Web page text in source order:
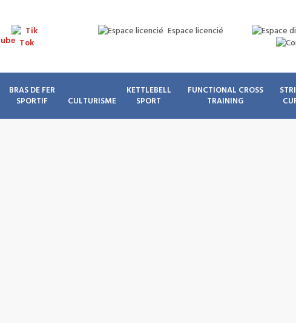
Espace licencié
BRAS DE FER
SPORTIF
CULTURISME
KETTLEBELL
SPORT
FUNCTIONAL CROSS
TRAINING